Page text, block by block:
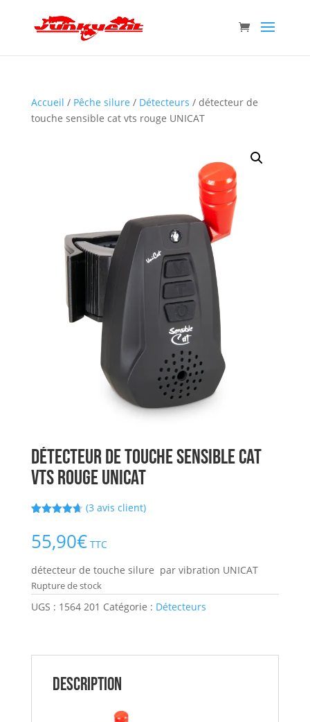
Accueil / Pêche silure / Détecteurs / détecteur de
touche sensible cat vts rouge UNICAT
détecteur de touche sensible cat
vts rouge UNICAT
basé sur
notations
(3 avis client)
55,90€ TTC
détecteur de touche silure par vibration UNICAT
Rupture de stock
UGS : 1564 201 Catégorie : Détecteurs
Description